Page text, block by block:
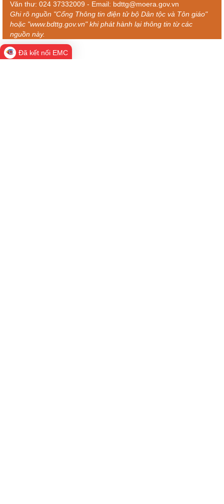
Văn thư: 024 37332009 - Email: bdttg@moera.gov.vn
Ghi rõ nguồn "Cổng Thông tin điện tử bộ Dân tộc và Tôn giáo"
hoặc "www.bdttg.gov.vn" khi phát hành lại thông tin từ các
nguồn này.
Đã kết nối EMC